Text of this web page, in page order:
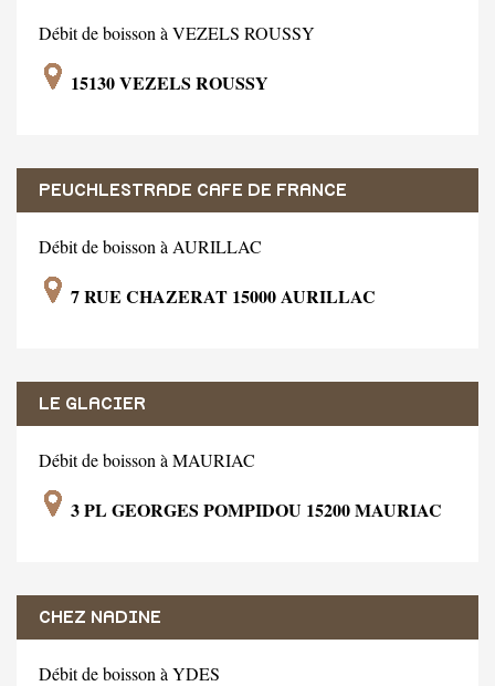
Débit de boisson à VEZELS ROUSSY
15130 VEZELS ROUSSY
PEUCHLESTRADE CAFE DE FRANCE
Débit de boisson à AURILLAC
7 RUE CHAZERAT 15000 AURILLAC
LE GLACIER
Débit de boisson à MAURIAC
3 PL GEORGES POMPIDOU 15200 MAURIAC
CHEZ NADINE
Débit de boisson à YDES